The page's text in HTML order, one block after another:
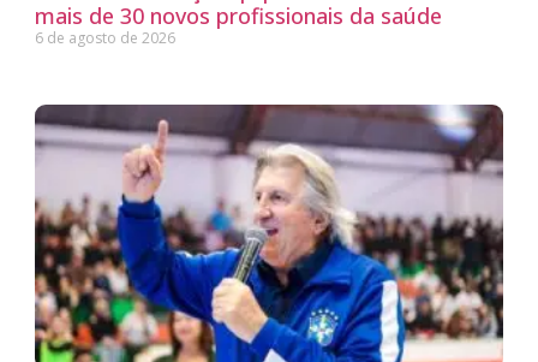
mais de 30 novos profissionais da saúde
6 de agosto de 2026